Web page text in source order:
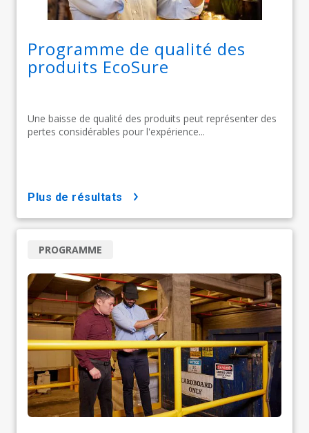
Programme de qualité des
produits EcoSure
Une baisse de qualité des produits peut représenter des
pertes considérables pour l'expérience...
plus de résultats
PROGRAMME